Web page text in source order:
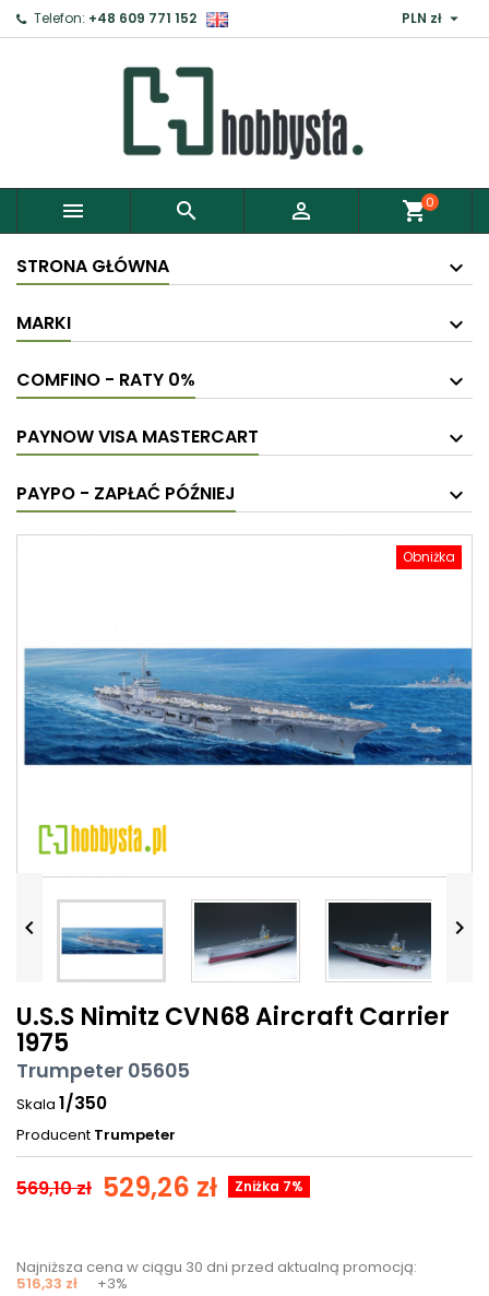
Telefon: +48 609 771 152 PLN zł 
   shopping_cart0
STRONA GŁÓWNA
MARKI
COMFINO - RATY 0%
PAYNOW VISA MASTERCART
PAYPO - ZAPŁAĆ PÓŹNIEJ
Obniżka
 
U.S.S Nimitz CVN68 Aircraft Carrier
1975
Trumpeter 05605
Skala 1/350
Producent Trumpeter
569,10 zł 529,26 zł Zniżka 7%
Najniższa cena w ciągu 30 dni przed aktualną promocją:
516,33 zł +3%